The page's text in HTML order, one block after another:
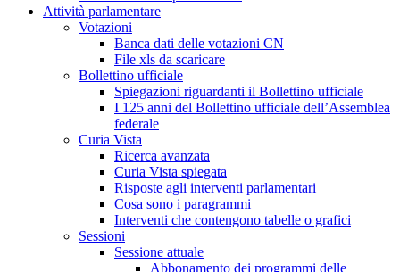
Attività parlamentare
Votazioni
Banca dati delle votazioni CN
File xls da scaricare
Bollettino ufficiale
Spiegazioni riguardanti il Bollettino ufficiale
I 125 anni del Bollettino ufficiale dell’Assemblea
federale
Curia Vista
Ricerca avanzata
Curia Vista spiegata
Risposte agli interventi parlamentari
Cosa sono i paragrammi
Interventi che contengono tabelle o grafici
Sessioni
Sessione attuale
Abbonamento dei programmi delle